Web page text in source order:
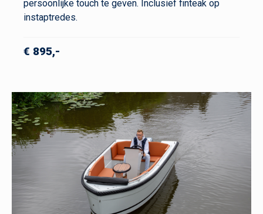
persoonlijke touch te geven. Inclusief finteak op
instaptredes.
€ 895,-